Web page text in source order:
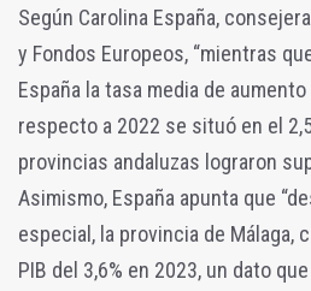
Según Carolina España,
y Fondos Europeos, “mientras
España la tasa media de
respecto a 2022 se situó en el
provincias andaluzas lograron
Asimismo, España apunta que
especial, la provincia de Málaga,
PIB del 3,6% en 2023, un dato